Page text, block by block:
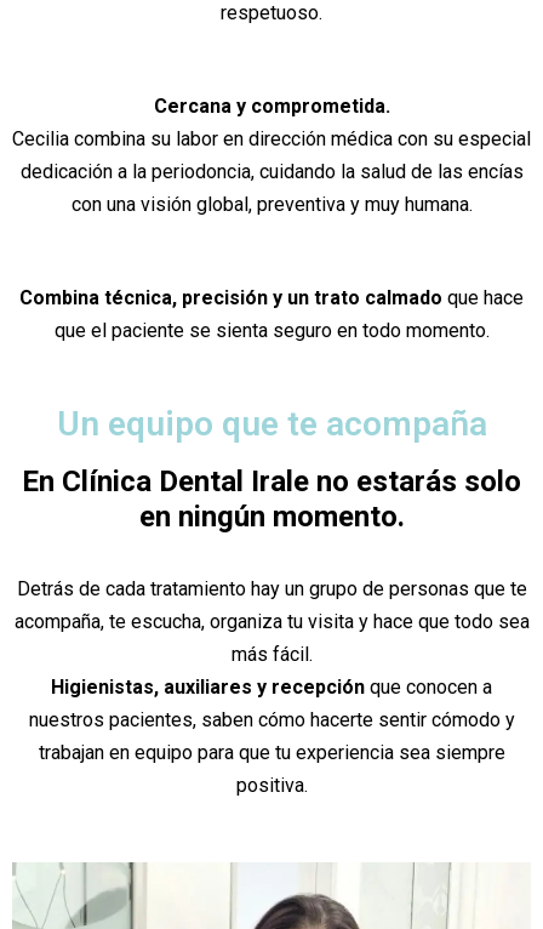
respetuoso.
Cercana y comprometida.
Cecilia combina su labor en dirección médica con su especial
dedicación a la periodoncia, cuidando la salud de las encías
con una visión global, preventiva y muy humana.
Combina técnica, precisión y un trato calmado que hace
que el paciente se sienta seguro en todo momento.
Un equipo que te acompaña
En Clínica Dental Irale no estarás solo
en ningún momento.
Detrás de cada tratamiento hay un grupo de personas que te
acompaña, te escucha, organiza tu visita y hace que todo sea
más fácil.
Higienistas, auxiliares y recepción que conocen a
nuestros pacientes, saben cómo hacerte sentir cómodo y
trabajan en equipo para que tu experiencia sea siempre
positiva.